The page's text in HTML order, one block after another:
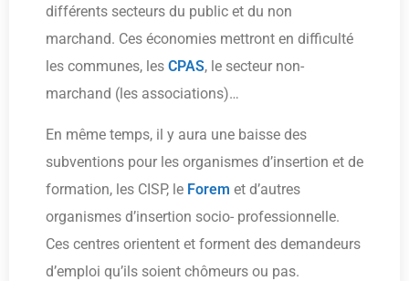
différents secteurs du public et du non
marchand. Ces économies mettront en difficulté
les communes, les CPAS, le secteur non-
marchand (les associations)…
En même temps, il y aura une baisse des
subventions pour les organismes d’insertion et de
formation, les CISP, le Forem et d’autres
organismes d’insertion socio- professionnelle.
Ces centres orientent et forment des demandeurs
d’emploi qu’ils soient chômeurs ou pas.